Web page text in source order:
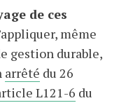
de ces
même
gestion durable,
arrêté du 26
L121-6 du